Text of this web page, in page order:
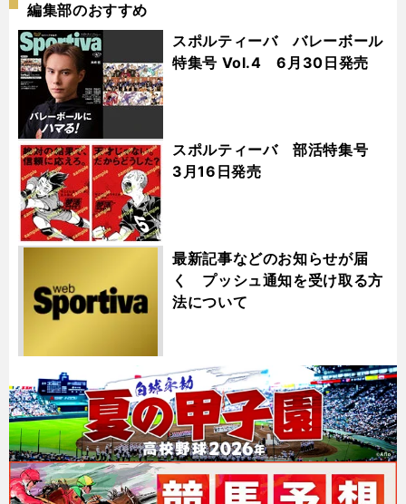
編集部のおすすめ
スポルティーバ バレーボール
特集号 Vol.4 6月30日発売
スポルティーバ 部活特集号
3月16日発売
最新記事などのお知らせが届
く プッシュ通知を受け取る方
法について